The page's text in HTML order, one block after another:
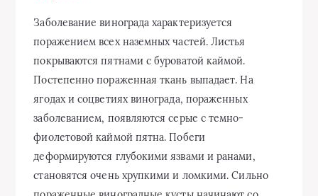
Заболевание винограда характеризуется
поражением всех наземных частей. Листья
покрываются пятнами с буроватой каймой.
Постепенно пораженная ткань выпадает. На
ягодах и соцветиях винограда, пораженных
заболеванием, появляются серые с темно-
фиолетовой каймой пятна. Побеги
деформируются глубокими язвами и ранами,
становятся очень хрупкими и ломкими. Сильно